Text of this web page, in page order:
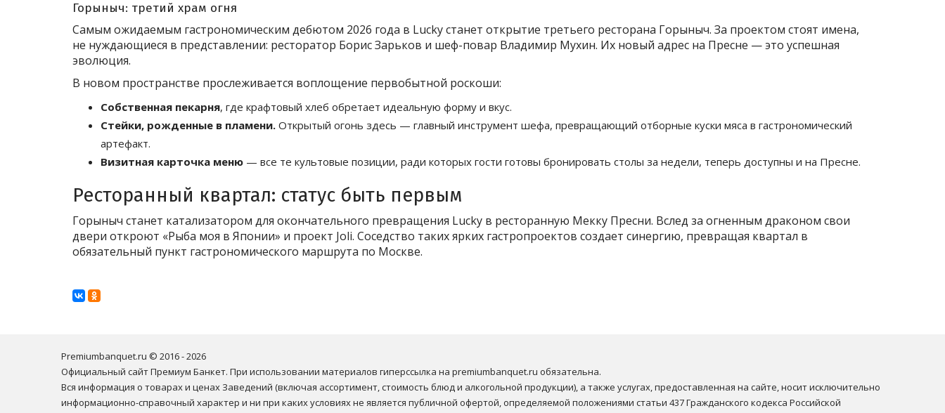
Горыныч: третий храм огня
Самым ожидаемым гастрономическим дебютом 2026 года в Lucky станет открытие третьего ресторана Горыныч. За проектом стоят имена,
не нуждающиеся в представлении: ресторатор Борис Зарьков и шеф-повар Владимир Мухин. Их новый адрес на Пресне — это успешная
эволюция.
В новом пространстве прослеживается воплощение первобытной роскоши:
Собственная пекарня, где крафтовый хлеб обретает идеальную форму и вкус.
Стейки, рожденные в пламени. Открытый огонь здесь — главный инструмент шефа, превращающий отборные куски мяса в гастрономический
артефакт.
Визитная карточка меню — все те культовые позиции, ради которых гости готовы бронировать столы за недели, теперь доступны и на Пресне.
Ресторанный квартал: статус быть первым
Горыныч станет катализатором для окончательного превращения Lucky в ресторанную Мекку Пресни. Вслед за огненным драконом свои
двери откроют «Рыба моя в Японии» и проект Joli. Соседство таких ярких гастропроектов создает синергию, превращая квартал в
обязательный пункт гастрономического маршрута по Москве.
Premiumbanquet.ru © 2016 - 2026
Официальный сайт Премиум Банкет. При использовании материалов гиперссылка на premiumbanquet.ru обязательна.
Вся информация о товарах и ценах Заведений (включая ассортимент, стоимость блюд и алкогольной продукции), а также услугах, предоставленная на сайте, носит исключительно
информационно-справочный характер и ни при каких условиях не является публичной офертой, определяемой положениями статьи 437 Гражданского кодекса Российской